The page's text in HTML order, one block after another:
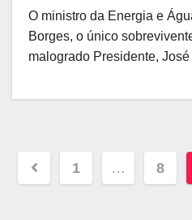
O ministro da Energia e
Borges, o único
malogrado Presidente,
1 … 8